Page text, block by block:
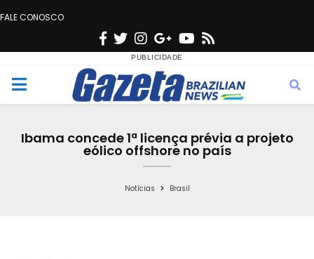
FALE CONOSCO
F
c
e
o
T
w
i
t
e
n
s
t
g
r
a
G
o
o
g
e
Y
u
t
b
e
s
M
Ibama concede 1ª licença prévia a projeto
eólico offshore no país
Notícias Brasil